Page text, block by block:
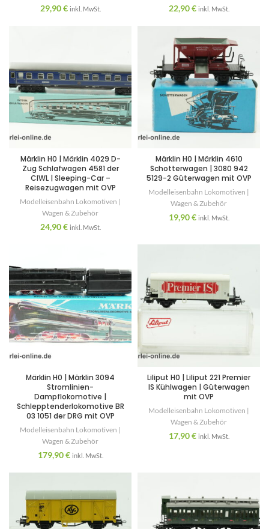
29,90€ inkl. MwSt. 22,90€ inkl. MwSt.
Märklin H0 | Märklin 4029 D-
Zug Schlafwagen 4581 der
CIWL | Sleeping-Car –
Reisezugwagen mit OVP
Modelleisenbahn Lokomotiven |
Wagen & Zubehör
24,90€ inkl. MwSt.
Märklin H0 | Märklin 4610
Schotterwagen | 3080 942
5129-2 Güterwagen mit OVP
Modelleisenbahn Lokomotiven |
Wagen & Zubehör
19,90€ inkl. MwSt.
Märklin H0 | Märklin 3094
Stromlinien-
Dampflokomotive |
Schlepptenderlokomotive BR
03 1051 der DRG mit OVP
Modelleisenbahn Lokomotiven |
Wagen & Zubehör
179,90€ inkl. MwSt.
Liliput H0 | Liliput 221 Premier
IS Kühlwagen | Güterwagen
mit OVP
Modelleisenbahn Lokomotiven |
Wagen & Zubehör
17,90€ inkl. MwSt.